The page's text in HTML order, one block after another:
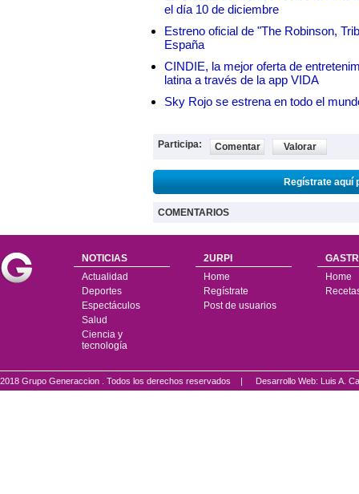
el día 10 de diciembre
Estreno oficial de "The Robinson,
España
CINDIE, la mejor oferta de
latina a través de la app VIDA
Sky Rojo se estrena en todo el
Participa: Comentar Valorar
Regístrate aquí
COMENTARIOS
NOTICIAS
Actualidad
Deportes
Espectáculos
Salud
Ciencia y
tecnología
2URPI
Home
Regístrate
Post de usuarios
Home
2018 Grupo Generaccion . Todos los derechos reservados | Desarrollo Web: Luis